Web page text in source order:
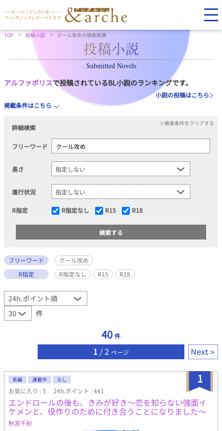
TOP 投稿小説 クール攻めの検索結果
Submitted Novels
アルファポリスで投稿されているBL小説のランキングです。
小説の投稿はこちら
掲載条件はこちら
詳細検索
×検索条件をクリアする
フリーワード
長さ
進行状況
R指定 R指定なし R15 R18
フリーワード
クール攻め
R指定
R指定なし R15 R18
件
40 件
1 / 2 ページ Next
1
長編 連載中 なし
お気に入り : 5 24h.ポイント : 441
エンドロールの後も、きみが好き〜恋を知らない強面イ
ケメンと、役作りのために付き合うことになりました〜
秋宮千砂